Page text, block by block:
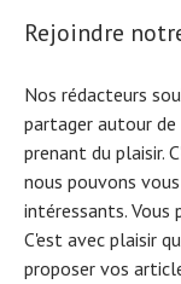
Rejoindre
Nos rédacteurs
partager autour de
prenant du plaisir.
nous pouvons
intéressants.
C'est avec plaisir
proposer vos